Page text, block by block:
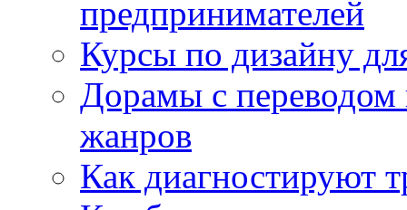
предпринимателей
Курсы по дизайну
Дорамы с переводом
жанров
Как диагностируют